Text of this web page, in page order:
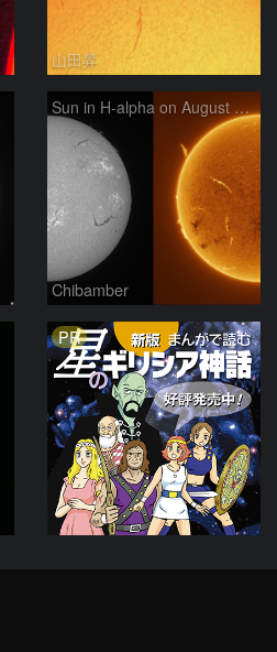
山田昇
Sun in H-alpha on August 7, 2026
Chibamber
PR